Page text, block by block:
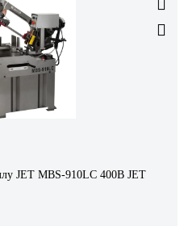
JET MBS-910LC 400В JET